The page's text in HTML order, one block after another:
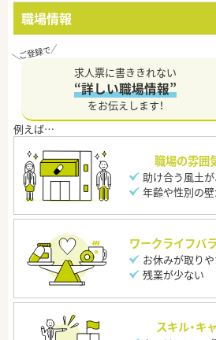
職場情報
求人票に書ききれない
“詳しい職場情報”
をお伝えします！
職場の雰囲
助け合う風土
年齢や性別の
ワークライフバ
お休みが取り
残業が少ない
スキル・キ